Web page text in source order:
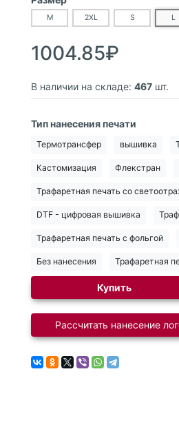
M 2XL S L
1004.85₽
В наличии на складе: 467 шт.
Тип нанесения печати
Термотрансфер вышивка
Кастомизация Флекстран
Трафаретная печать со
DTF - цифровая вышивка
Трафаретная печать с фольгой
Без нанесения Трафаретная
Купить
Рассчитать нанесение